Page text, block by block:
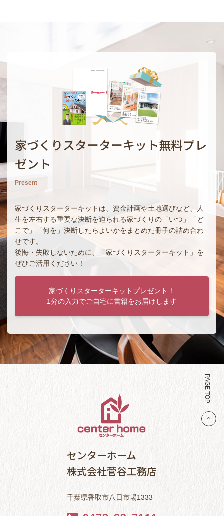
家づくりスターターキット無料プレ
ゼント
Present
家づくりスターターキットは、資金計画や土地選びなど、人
生を左右する重要な決断を迫られる家づくりの「いつ」「ど
こで」「何を」決断したらよいかをまとめた冊子の詰め合わ
せです。
後悔・失敗しないために、「家づくりスターターキット」を
ぜひご活用ください！
家づくりスターターキットプレゼント！
1分の入力でご自宅に書籍をお届けします
PAGE TOP
センターホーム
株式会社菅谷工務店
千葉県香取市八日市場1333